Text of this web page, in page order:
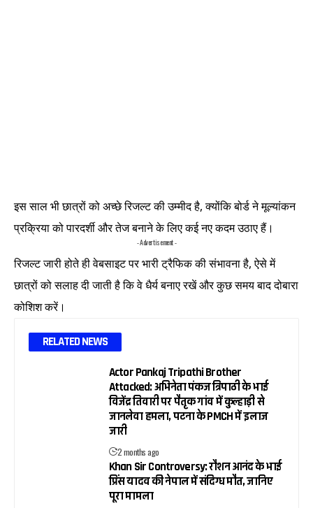
इस साल भी छात्रों को अच्छे रिजल्ट की उम्मीद है, क्योंकि बोर्ड ने मूल्यांकन
प्रक्रिया को पारदर्शी और तेज बनाने के लिए कई नए कदम उठाए हैं।
- Advertisement -
रिजल्ट जारी होते ही वेबसाइट पर भारी ट्रैफिक की संभावना है, ऐसे में
छात्रों को सलाह दी जाती है कि वे धैर्य बनाए रखें और कुछ समय बाद दोबारा
कोशिश करें।
RELATED NEWS
Actor Pankaj Tripathi Brother
Attacked: अभिनेता पंकज त्रिपाठी के भाई
विजेंद्र तिवारी पर पैतृक गांव में कुल्हाड़ी से
जानलेवा हमला, पटना के PMCH में इलाज
जारी
2 months ago
Khan Sir Controversy: रौशन आनंद के भाई
प्रिंस यादव की नेपाल में संदिग्ध मौत, जानिए
पूरा मामला